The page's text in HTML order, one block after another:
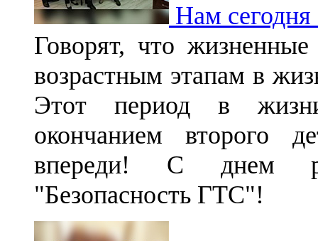
Нам сегодня
Говорят, что
возрастным этапам в
Этот период в
окончанием второго
впереди! С днем
"Безопасность ГТС"!